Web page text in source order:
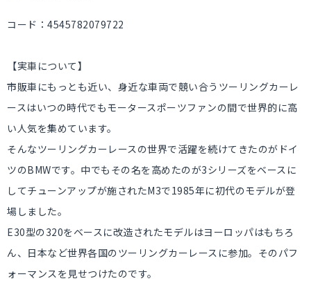
コード：4545782079722
【実車について】
市販車にもっとも近い、身近な車両で競い合うツーリングカーレ
ースはいつの時代でもモータースポーツファンの間で世界的に高
い人気を集めています。
そんなツーリングカーレースの世界で活躍を続けてきたのがドイ
ツのBMWです。中でもその名を高めたのが3シリーズをベースに
してチューンアップが施されたM3で1985年に初代のモデルが登
場しました。
E30型の320をベースに改造されたモデルはヨーロッパはもちろ
ん、日本など世界各国のツーリングカーレースに参加。そのパフ
ォーマンスを見せつけたのです。